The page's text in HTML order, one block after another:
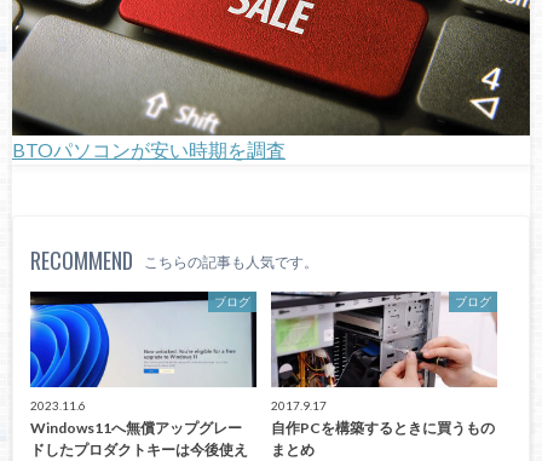
BTOパソコンが安い時期を調査
RECOMMEND こちらの記事も人気です。
ブログ
2023.11.6
Windows11へ無償アップグレー
ドしたプロダクトキーは今後使え
ブログ
2017.9.17
自作PCを構築するときに買うもの
まとめ